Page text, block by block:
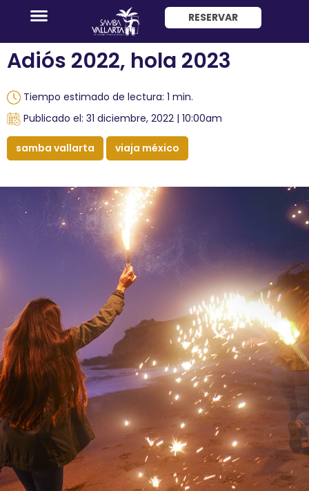
Promociones
Habitaciones
Paquete
Hotel
Restaurantes
Y
Bares
Actividades
Experiencias
Preguntas
Frecuentes
Contacto
ENG
RESERVAR
Adiós 2022, hola 2023
Tiempo estimado de lectura: 1 min.
Publicado el: 31 diciembre, 2022 | 10:00am
samba vallarta viaja méxico